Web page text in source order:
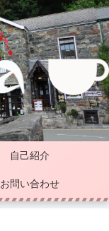
自己紹介
お問い合わせ